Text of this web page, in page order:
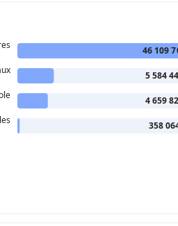
46 109
5 584
4 659
358